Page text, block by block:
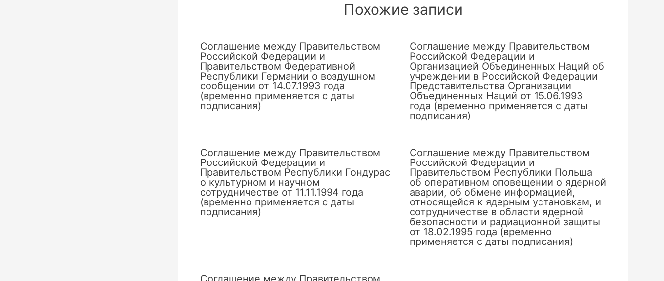
Похожие записи
Соглашение между Правительством
Российской Федерации и
Правительством Федеративной
Республики Германии о воздушном
сообщении от 14.07.1993 года
(временно применяется с даты
подписания)
Соглашение между Правительством
Российской Федерации и
Организацией Объединенных Наций об
учреждении в Российской Федерации
Представительства Организации
Объединенных Наций от 15.06.1993
года (временно применяется с даты
подписания)
Соглашение между Правительством
Российской Федерации и
Правительством Республики Гондурас
о культурном и научном
сотрудничестве от 11.11.1994 года
(временно применяется с даты
подписания)
Соглашение между Правительством
Российской Федерации и
Правительством Республики Польша
об оперативном оповещении о ядерной
аварии, об обмене информацией,
относящейся к ядерным установкам, и
сотрудничестве в области ядерной
безопасности и радиационной защиты
от 18.02.1995 года (временно
применяется с даты подписания)